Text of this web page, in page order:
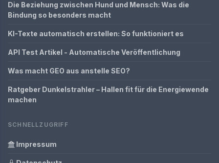
Die Beziehung zwischen Hund und Mensch: Was die
Bindung so besonders macht
KI-Texte automatisch erstellen: So funktioniert es
API Test Artikel - Automatische Veröffentlichung
Was macht GEO aus anstelle SEO?
Ratgeber Dunkelstrahler – Hallen fit für die Energiewende
machen
SCHNELLZUGRIFF
Impressum